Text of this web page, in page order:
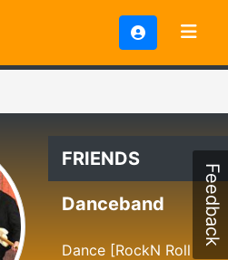
FRIENDS
Danceband
Dance [RockN Roll
Feedback